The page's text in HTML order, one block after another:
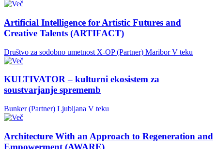
Artificial Intelligence for Artistic Futures and
Creative Talents (ARTIFACT)
Društvo za sodobno umetnost X-OP (Partner) Maribor V teku
KULTIVATOR – kulturni ekosistem za
soustvarjanje sprememb
Bunker (Partner) Ljubljana V teku
Architecture With an Approach to Regeneration and
Empowerment (AWARE)